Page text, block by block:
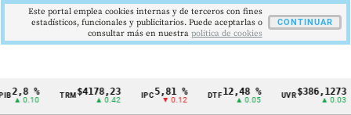
Cintillo
% TRM $4178,23
▲ 0.42
IPC 5,81 %
▼ 0.12
DTF 12,48 %
▲ 0.05
UVR $386,1273
▲ 0.03
Este portal emplea cookies internas y de terceros con fines
estadísticos, funcionales y publicitarios. Puede aceptarlas o
consultar más en nuestra politica de cookies
CONTINUAR